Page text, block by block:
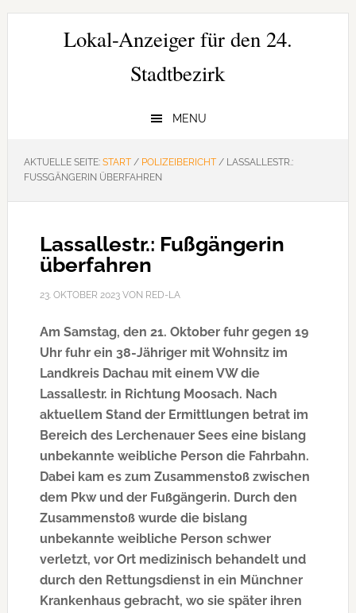
Zur
Hauptnavigation
Zum
Zur
SeitenspalteLokal-Anzeiger für den 24.
Stadtbezirk
MENU
AKTUELLE SEITE: START / POLIZEIBERICHT /LASSALLESTR.:
FUSSGÄNGERIN ÜBERFAHREN
Lassallestr.: Fußgängerin
überfahren
23. OKTOBER 2023VON RED-LA
Am Samstag, den 21. Oktober fuhr gegen 19
Uhr fuhr ein 38-Jähriger mit Wohnsitz im
Landkreis Dachau mit einem VW die
Lassallestr. in Richtung Moosach. Nach
aktuellem Stand der Ermittlungen betrat im
Bereich des Lerchenauer Sees eine bislang
unbekannte weibliche Person die Fahrbahn.
Dabei kam es zum Zusammenstoß zwischen
dem Pkw und der Fußgängerin. Durch den
Zusammenstoß wurde die bislang
unbekannte weibliche Person schwer
verletzt, vor Ort medizinisch behandelt und
durch den Rettungsdienst in ein Münchner
Krankenhaus gebracht, wo sie später ihren